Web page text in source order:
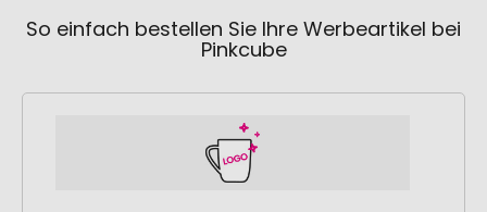
So einfach bestellen Sie Ihre Werbeartikel bei
Pinkcube